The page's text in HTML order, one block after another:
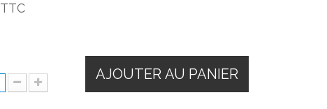
TTC
AJOUTER AU PANIER